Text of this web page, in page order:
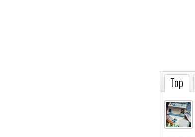
Top